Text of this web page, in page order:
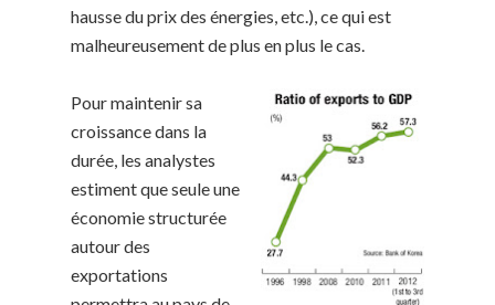
hausse du prix des énergies, etc.), ce qui est
malheureusement de plus en plus le cas.
Pour maintenir sa
croissance dans la
durée, les analystes
estiment que seule une
économie structurée
autour des
exportations